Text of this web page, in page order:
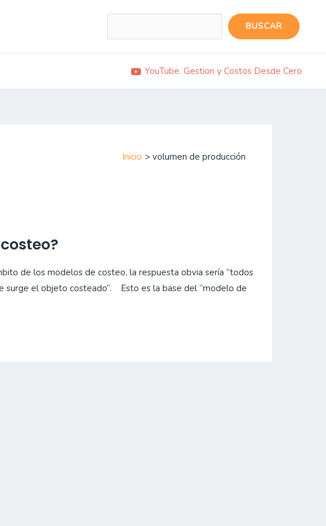
BUSCAR
YouTube. Gestion y Costos Desde Cero
Inicio volumen de producción
de los modelos de costeo, la respuesta obvia sería “todos
surge el objeto costeado”. Esto es la base del “modelo de